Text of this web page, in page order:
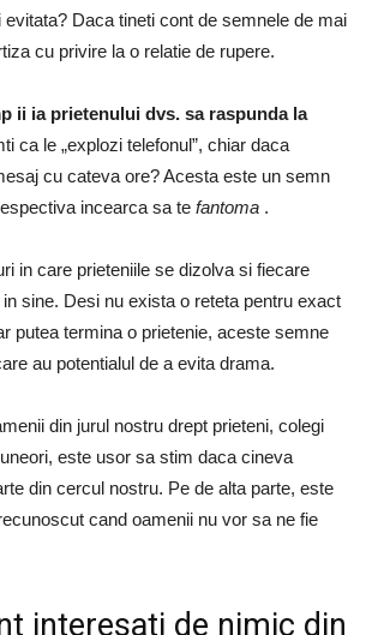
Daca tineti cont de semnele de mai
cu privire la o relatie de rupere.
ii ia prietenului dvs. sa raspunda la
ca le „explozi telefonul”, chiar daca
cu cateva ore? Acesta este un semn
incearca sa te fantoma .
in care prieteniile se dizolva si fiecare
sine. Desi nu exista o reteta pentru exact
putea termina o prietenie, aceste semne
au potentialul de a evita drama.
din jurul nostru drept prieteni, colegi
este usor sa stim daca cineva
din cercul nostru. Pe de alta parte, este
cand oamenii nu vor sa ne fie
interesati de nimic din